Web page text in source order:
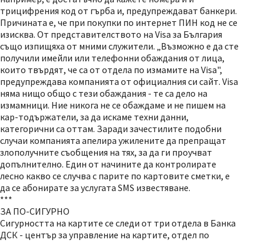
трицифрения код от гърба и, предупреждават банкери.
Причината е, че при покупки по интернет ПИН код не се
изисква. От представителството на Visa за България
също изпищяха от мними служители. „Възможно е да сте
получили имейли или телефонни обаждания от лица,
които твърдят, че са от отдела по измамите на Visa",
предупреждава компанията от официалния си сайт. Visa
няма нищо общо с тези обаждания - те са дело на
измамници. Ние никога не се обаждаме и не пишем на
кар-тодържатели, за да искаме техни данни,
категорични са оттам. Заради зачестилите подобни
случаи компанията апелира ужилените да препращат
злополучните съобщения на тях, за да ги проучват
допълнително. Един от начините да контролирате
лесно какво се случва с парите по картовите сметки, е
да се абонирате за услугата SMS известяване.
***
ЗА ПО-СИГУРНО
Сигурността на картите се следи от три отдела в Банка
ДСК - център за управление на картите, отдел по